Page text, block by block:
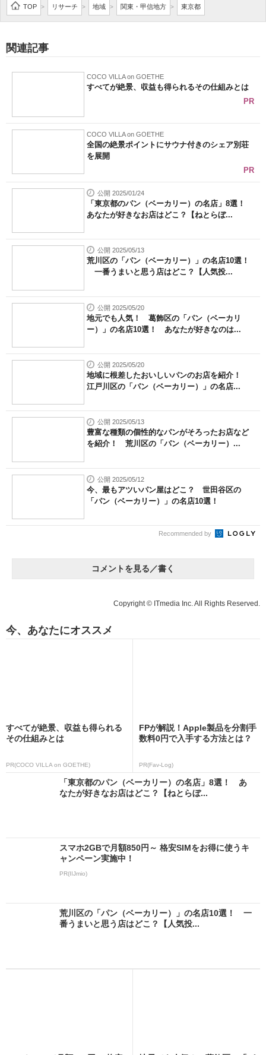
企業向けIT製品の総合サイト
製造業のIT導入・活用を支援
モノづくり技術者専門サイト
電子設計の基本と応用
エネルギーの専門メディア
建設×テクノロジーの最前線
ちょっと気になるネットの話題
TOP > リサーチ > 地域 > 関東・甲信地方 > 東京都
関連記事
COCO VILLA on GOETHE
すべてが絶景、収益も得られるその仕組みとは
PR
COCO VILLA on GOETHE
全国の絶景ポイントにサウナ付きのシェア別荘
を展開
PR
公開 2025/01/24
「東京都のパン（ベーカリー）の名店」8選！
あなたが好きなお店はどこ？【ねとらぼ...
公開 2025/05/13
荒川区の「パン（ベーカリー）」の名店10選！
一番うまいと思う店はどこ？【人気投...
公開 2025/05/20
地元でも人気！ 葛飾区の「パン（ベーカリ
ー）」の名店10選！ あなたが好きなのは...
公開 2025/05/20
地域に根差したおいしいパンのお店を紹介！
江戸川区の「パン（ベーカリー）」の名店...
公開 2025/05/13
豊富な種類の個性的なパンがそろったお店など
を紹介！ 荒川区の「パン（ベーカリー）...
公開 2025/05/12
今、最もアツいパン屋はどこ？ 世田谷区の
「パン（ベーカリー）」の名店10選！
Recommended by
コメントを見る／書く
Copyright © ITmedia Inc. All Rights Reserved.
今、あなたにオススメ
すべてが絶景、収益も得られる
その仕組みとは
PR(COCO VILLA on GOETHE)
FPが解説！Apple製品を分割手
数料0円で入手する方法とは？
PR(Fav-Log)
「東京都のパン（ベーカリー）の名店」8選！ あ
なたが好きなお店はどこ？【ねとらぼ...
スマホ2GBで月額850円～ 格安SIMをお得に使うキ
ャンペーン実施中！
PR(IIJmio)
荒川区の「パン（ベーカリー）」の名店10選！ 一
番うまいと思う店はどこ？【人気投...